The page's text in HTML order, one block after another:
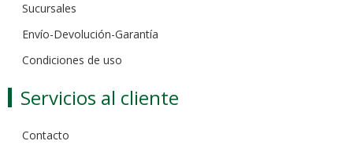
Sucursales
Envío-Devolución-Garantía
Condiciones de uso
Servicios al cliente
Contacto